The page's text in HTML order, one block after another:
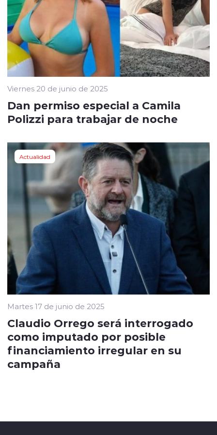
Viernes 20 de junio de 2025
Dan permiso especial a Camila
Polizzi para trabajar de noche
Actualidad
Martes 17 de junio de 2025
Claudio Orrego será interrogado
como imputado por posible
financiamiento irregular en su
campaña